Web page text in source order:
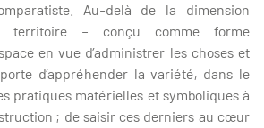
Au-delà de la dimension
territoire – conçu comme forme
en vue d’administrer les choses et
d’appréhender la variété, dans le
pratiques matérielles et symboliques à
; de saisir ces derniers au cœur